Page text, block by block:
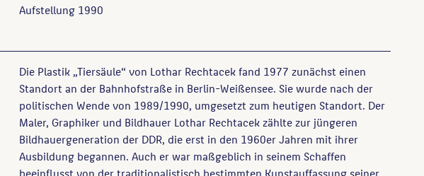
Aufstellung 1990
Die Plastik „Tiersäule“ von Lothar Rechtacek fand 1977 zunächst einen
Standort an der Bahnhofstraße in Berlin-Weißensee. Sie wurde nach der
politischen Wende von 1989/1990, umgesetzt zum heutigen Standort. Der
Maler, Graphiker und Bildhauer Lothar Rechtacek zählte zur jüngeren
Bildhauergeneration der DDR, die erst in den 1960er Jahren mit ihrer
Ausbildung begannen. Auch er war maßgeblich in seinem Schaffen